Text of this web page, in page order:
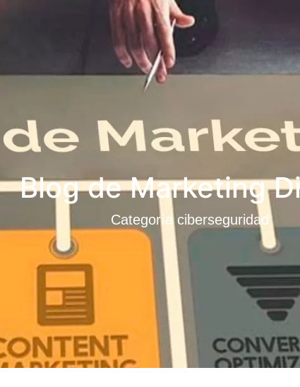
Blog de Marketing
Categoría ciberseguridad